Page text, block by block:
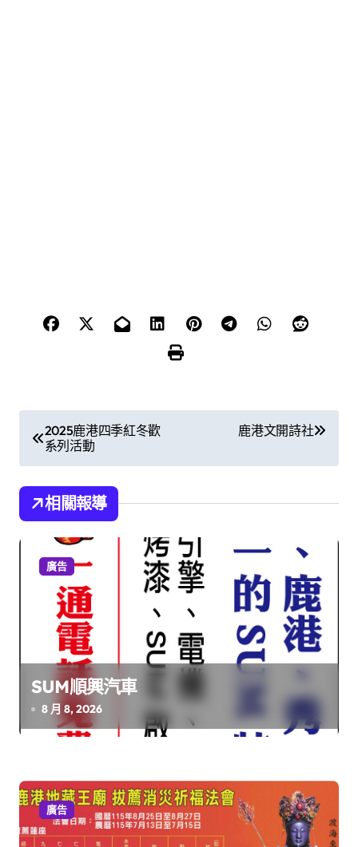
文
章
導
覽
2025鹿港四季紅冬歡
系列活動
鹿港文開詩社
相關報導
廣告
SUM順興汽車
8 月 8, 2026
廣告